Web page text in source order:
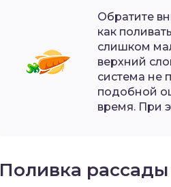
Обратите
как
слишком
верхний
система не
подобной
время. При
Поливка